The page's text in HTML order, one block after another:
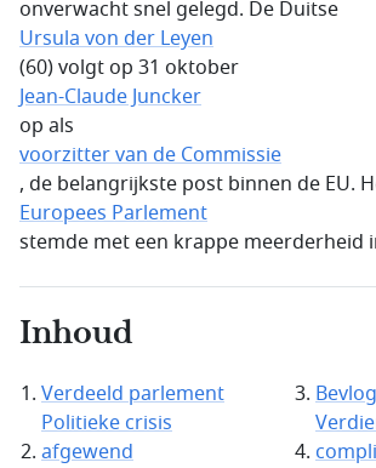
onverwacht snel gelegd. De Duitse
Ursula von der Leyen
(60) volgt op 31 oktober
Jean-Claude Juncker
op als
voorzitter van de Commissie
, de belangrijkste post binnen de EU.
Europees Parlement
stemde met een krappe meerderheid
Inhoud
Verdeeld parlement
Politieke crisis
afgewend